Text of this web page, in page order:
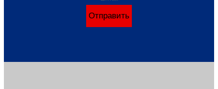
Отправить